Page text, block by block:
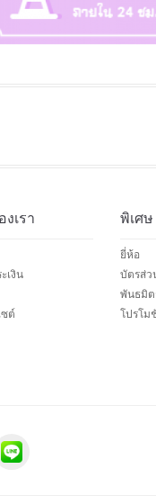
เรา
เงิน
ซต์
พิเศษ
ยี่ห้อ
บัตรส่ว
พันธมิต
โปรโม